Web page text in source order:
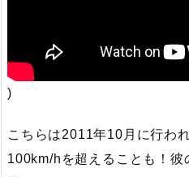
)
こちらは2011年10月に行わ
100km/hを超えることも！彼